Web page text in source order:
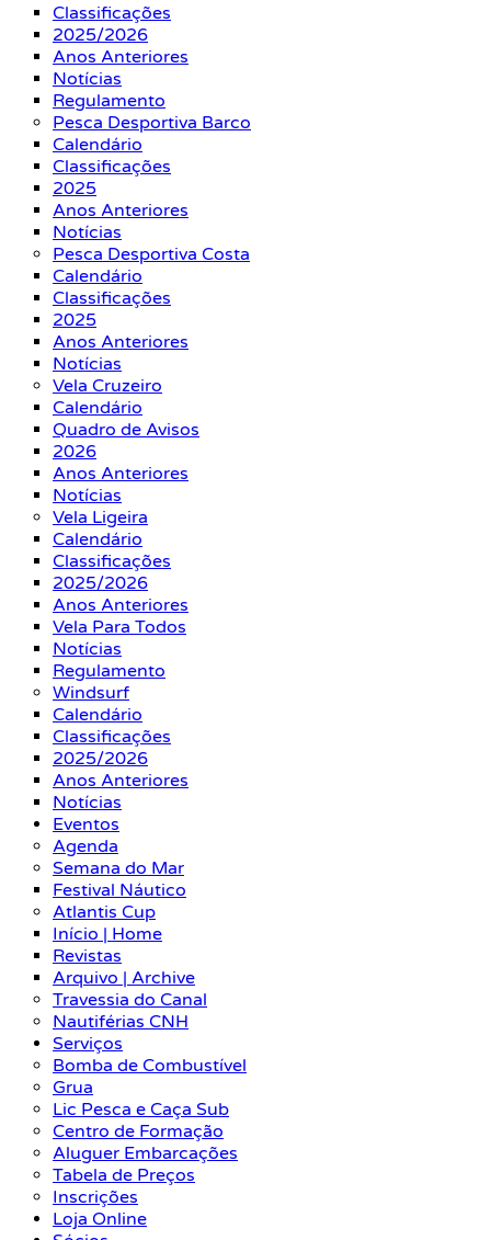
Classificações
2025/2026
Anos Anteriores
Notícias
Regulamento
Pesca Desportiva Barco
Calendário
Classificações
2025
Anos Anteriores
Notícias
Pesca Desportiva Costa
Calendário
Classificações
2025
Anos Anteriores
Notícias
Vela Cruzeiro
Calendário
Quadro de Avisos
2026
Anos Anteriores
Notícias
Vela Ligeira
Calendário
Classificações
2025/2026
Anos Anteriores
Vela Para Todos
Notícias
Regulamento
Windsurf
Calendário
Classificações
2025/2026
Anos Anteriores
Notícias
Eventos
Agenda
Semana do Mar
Festival Náutico
Atlantis Cup
Início | Home
Revistas
Arquivo | Archive
Travessia do Canal
Nautiférias CNH
Serviços
Bomba de Combustível
Grua
Lic Pesca e Caça Sub
Centro de Formação
Aluguer Embarcações
Tabela de Preços
Inscrições
Loja Online